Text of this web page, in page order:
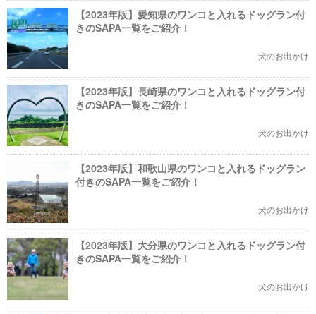
【2023年版】愛知県のワンコと入れるドッグラン付
きのSAPA一覧をご紹介！
犬のお出かけ
【2023年版】長崎県のワンコと入れるドッグラン付
きのSAPA一覧をご紹介！
犬のお出かけ
【2023年版】和歌山県のワンコと入れるドッグラン
付きのSAPA一覧をご紹介！
犬のお出かけ
【2023年版】大分県のワンコと入れるドッグラン付
きのSAPA一覧をご紹介！
犬のお出かけ